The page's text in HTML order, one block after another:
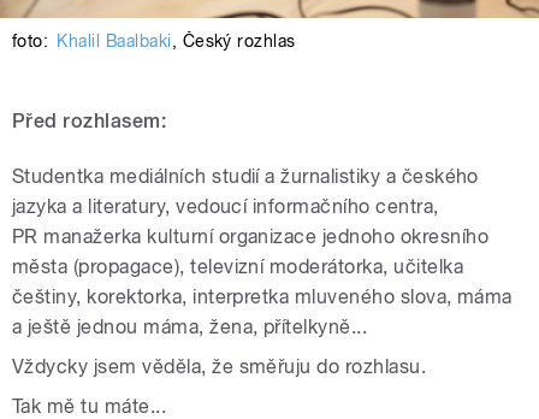
foto: Khalil Baalbaki, Český rozhlas
Před rozhlasem:
Studentka mediálních studií a žurnalistiky a českého
jazyka a literatury, vedoucí informačního centra,
PR manažerka kulturní organizace jednoho okresního
města (propagace), televizní moderátorka, učitelka
češtiny, korektorka, interpretka mluveného slova, máma
a ještě jednou máma, žena, přítelkyně...
Vždycky jsem věděla, že směřuju do rozhlasu.
Tak mě tu máte...